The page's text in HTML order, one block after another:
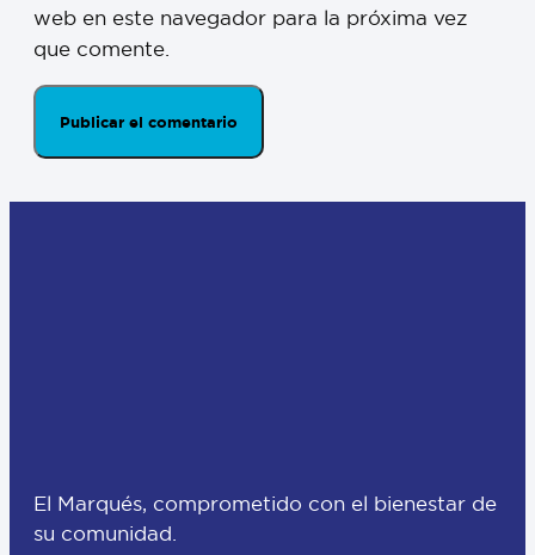
web en este navegador para la próxima vez
que comente.
El Marqués, comprometido con el bienestar de
su comunidad.